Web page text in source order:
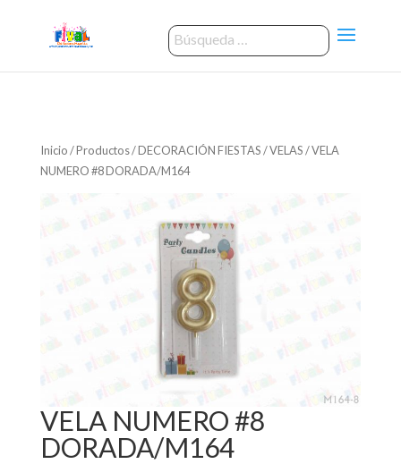
Inicio/Productos/DECORACIÓN FIESTAS/VELAS/ VELA
NUMERO #8 DORADA/M164
VELA NUMERO #8
DORADA/M164